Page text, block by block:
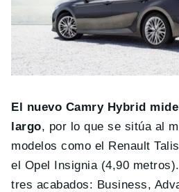
El nuevo Camry Hybrid
largo, por lo que se sitúa al
modelos como el Renault
el Opel Insignia (4,90
tres acabados: Business,